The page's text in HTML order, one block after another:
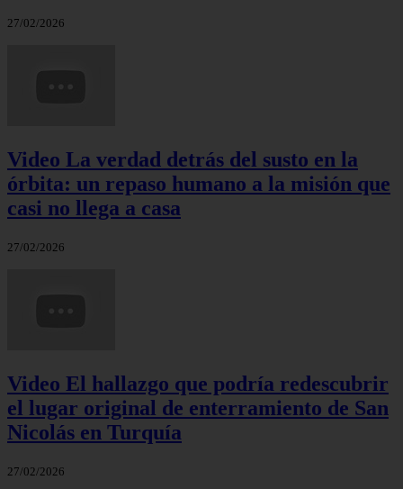
27/02/2026
Video La verdad detrás del susto en la
órbita: un repaso humano a la misión que
casi no llega a casa
27/02/2026
Video El hallazgo que podría redescubrir
el lugar original de enterramiento de San
Nicolás en Turquía
27/02/2026